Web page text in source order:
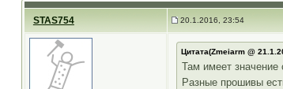
STAS754 20.1.2016, 23:54
Цитата(Zmeiarm @
Там имеет значение
Разные прошивы